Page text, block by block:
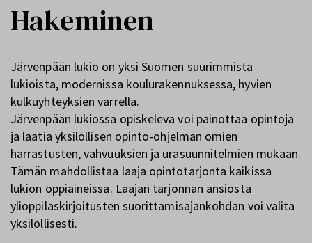
Hakeminen
Järvenpään lukio on yksi Suomen suurimmista
lukioista, modernissa koulurakennuksessa, hyvien
kulkuyhteyksien varrella.
Järvenpään lukiossa opiskeleva voi painottaa opintoja
ja laatia yksilöllisen opinto-ohjelman omien
harrastusten, vahvuuksien ja urasuunnitelmien mukaan.
Tämän mahdollistaa laaja opintotarjonta kaikissa
lukion oppiaineissa. Laajan tarjonnan ansiosta
ylioppilaskirjoitusten suorittamisajankohdan voi valita
yksilöllisesti.